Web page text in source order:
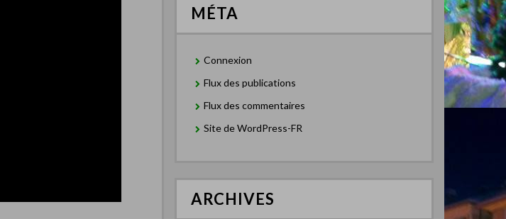
MÉTA
Connexion
Flux des publications
Flux des commentaires
Site de WordPress-FR
ARCHIVES